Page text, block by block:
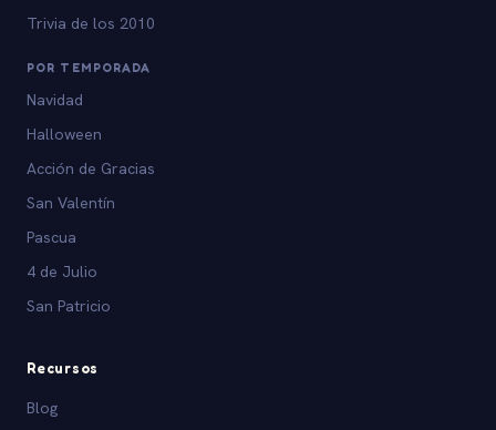
Trivia de los 2010
POR TEMPORADA
Navidad
Halloween
Acción de Gracias
San Valentín
Pascua
4 de Julio
San Patricio
Recursos
Blog